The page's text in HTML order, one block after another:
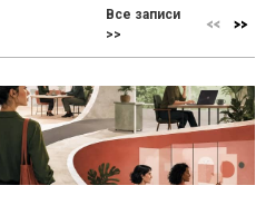
Все записи
>>